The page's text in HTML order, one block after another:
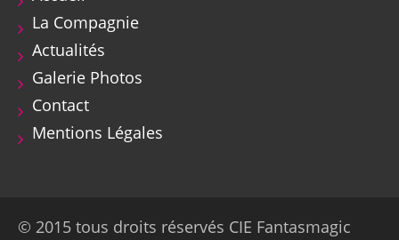
La Compagnie
Actualités
Galerie Photos
Contact
Mentions Légales
© 2015 tous droits réservés CIE Fantasmagic